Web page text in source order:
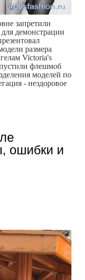
запретили
демонстрации
размера
Victoria's
флешмоб
моделей по
- нездоровое
ошибки и